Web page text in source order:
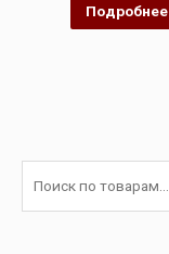
из
5
Подробнее